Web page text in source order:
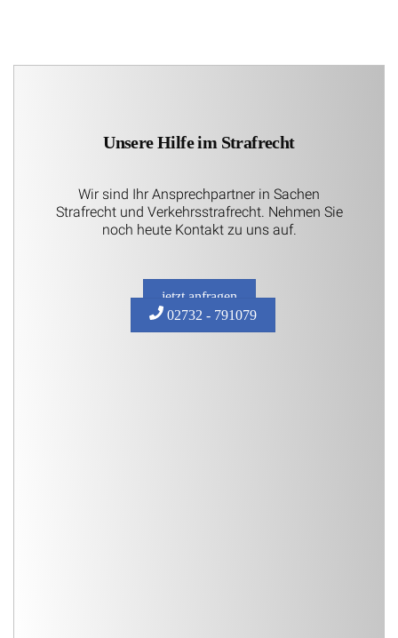
Unsere Hilfe im Strafrecht
Wir sind Ihr Ansprechpartner in Sachen
Strafrecht und Verkehrsstrafrecht. Nehmen Sie
noch heute Kontakt zu uns auf.
jetzt anfragen
02732 - 791079